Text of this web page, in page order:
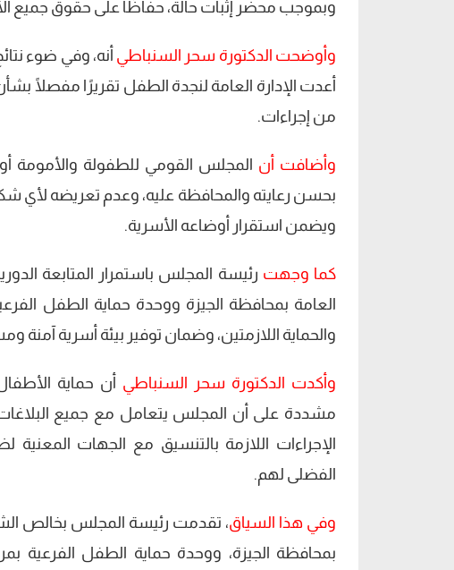
وبموجب محضر إثبات حالة، حفاظًا على حقوق جميع
وأوضحت الدكتورة سحر السنباطي أنه، وفي ضوء
أعدت الإدارة العامة لنجدة الطفل تقريرًا مفصلًا بشأن
من إجراءات.
وأضافت أن المجلس القومي للطفولة والأمومة
بحسن رعايته والمحافظة عليه، وعدم تعريضه لأي
ويضمن استقرار أوضاعه الأسرية.
كما وجهت رئيسة المجلس باستمرار المتابعة
العامة بمحافظة الجيزة ووحدة حماية الطفل
والحماية اللازمتين، وضمان توفير بيئة أسرية
وأكدت الدكتورة سحر السنباطي أن حماية
مشددة على أن المجلس يتعامل مع جميع البلاغات
الإجراءات اللازمة بالتنسيق مع الجهات
الفضلى لهم.
وفي هذا السياق، تقدمت رئيسة المجلس بخالص
بمحافظة الجيزة، ووحدة حماية الطفل الفرعية